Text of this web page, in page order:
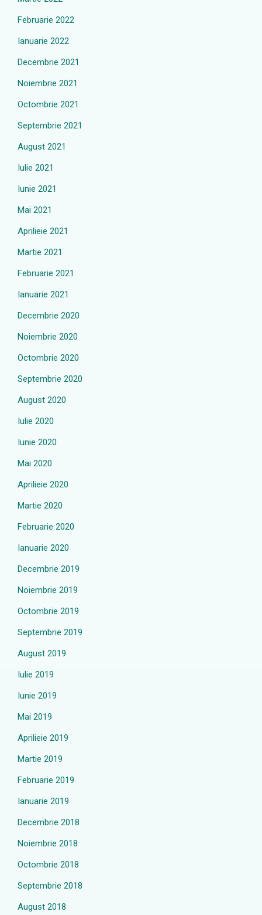
Februarie 2022
Ianuarie 2022
Decembrie 2021
Noiembrie 2021
Octombrie 2021
Septembrie 2021
August 2021
Iulie 2021
Iunie 2021
Mai 2021
Aprilieie 2021
Martie 2021
Februarie 2021
Ianuarie 2021
Decembrie 2020
Noiembrie 2020
Octombrie 2020
Septembrie 2020
August 2020
Iulie 2020
Iunie 2020
Mai 2020
Aprilieie 2020
Martie 2020
Februarie 2020
Ianuarie 2020
Decembrie 2019
Noiembrie 2019
Octombrie 2019
Septembrie 2019
August 2019
Iulie 2019
Iunie 2019
Mai 2019
Aprilieie 2019
Martie 2019
Februarie 2019
Ianuarie 2019
Decembrie 2018
Noiembrie 2018
Octombrie 2018
Septembrie 2018
August 2018